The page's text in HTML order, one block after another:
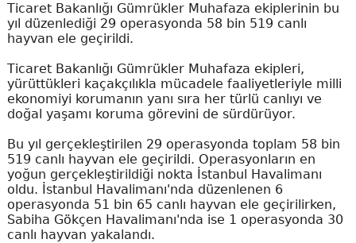
Ticaret Bakanlığı Gümrükler Muhafaza ekiplerinin bu
yıl düzenlediği 29 operasyonda 58 bin 519 canlı
hayvan ele geçirildi.
Ticaret Bakanlığı Gümrükler Muhafaza ekipleri,
yürüttükleri kaçakçılıkla mücadele faaliyetleriyle milli
ekonomiyi korumanın yanı sıra her türlü canlıyı ve
doğal yaşamı koruma görevini de sürdürüyor.
Bu yıl gerçekleştirilen 29 operasyonda toplam 58 bin
519 canlı hayvan ele geçirildi. Operasyonların en
yoğun gerçekleştirildiği nokta İstanbul Havalimanı
oldu. İstanbul Havalimanı'nda düzenlenen 6
operasyonda 51 bin 65 canlı hayvan ele geçirilirken,
Sabiha Gökçen Havalimanı'nda ise 1 operasyonda 30
canlı hayvan yakalandı.